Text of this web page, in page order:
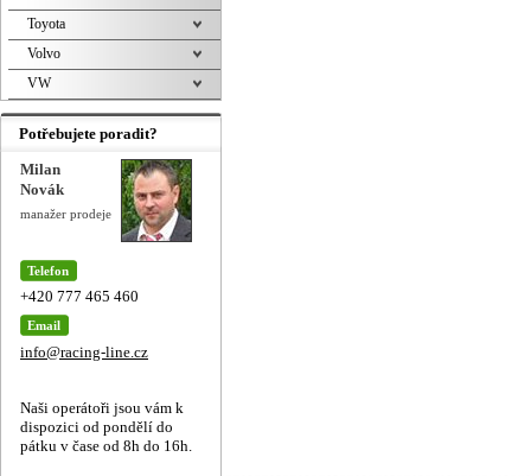
Toyota
Volvo
VW
Potřebujete poradit?
Milan
Novák
manažer prodeje
Telefon
+420 777 465 460
Email
info@racing-line.cz
Naši operátoři jsou vám k
dispozici od pondělí do
pátku v čase od 8h do 16h.